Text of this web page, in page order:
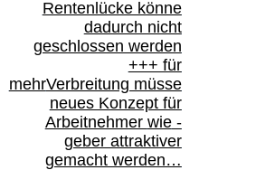
Rentenlücke könne
dadurch nicht
geschlossen werden
+++ für
mehrVerbreitung müsse
neues Konzept für
Arbeitnehmer wie-
geber attraktiver
gemacht werden…